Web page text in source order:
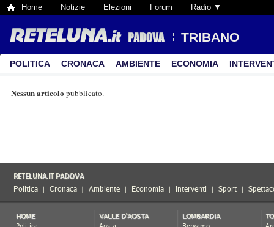
Home Notizie Elezioni Forum Radio ▼
TRIBANO
POLITICA CRONACA AMBIENTE ECONOMIA
Nessun articolo pubblicato.